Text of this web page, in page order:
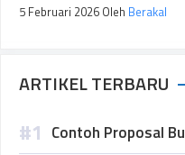
5 Februari 2026 Oleh Berakal
ARTIKEL TERBARU
Contoh Proposal